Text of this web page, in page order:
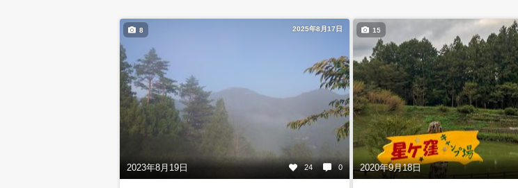
2025年8月17日
2023年8月19日 24 0
8
2020年9月18日
15